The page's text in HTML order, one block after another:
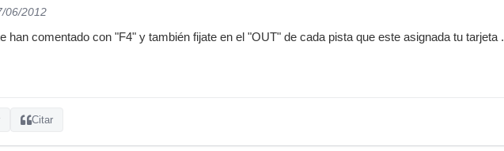
06/2012
han comentado con "F4" y también fijate en el "OUT" de cada pista que este asignada tu tarjeta .
Citar